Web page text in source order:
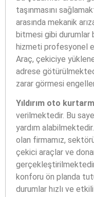
taşınmasını
arasında mekanik
bitmesi gibi durumlar
hizmeti profesyonel
Araç, çekiciye
adrese
zarar görmesi
Yıldırım oto
verilmektedir. Bu
yardım
olan firmamız,
çekici araçlar ve
konforu ön planda
durumlar hızlı ve